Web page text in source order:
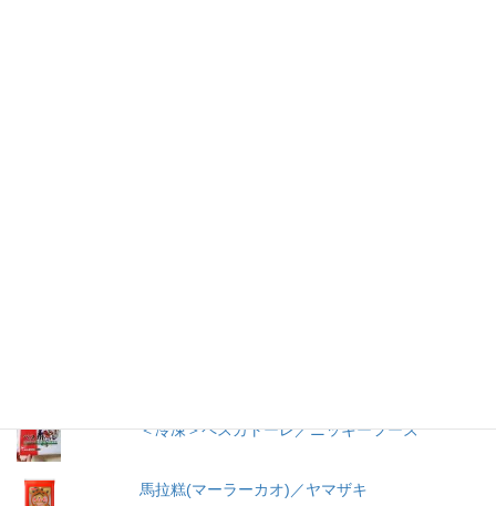
＜冷凍＞ペスカトーレ／ニッキーフーズ
馬拉糕(マーラーカオ)／ヤマザキ